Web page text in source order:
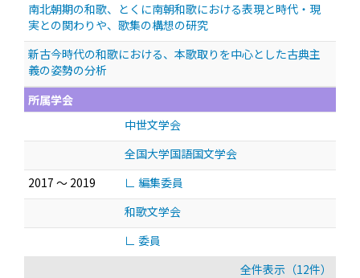
南北朝期の和歌、とくに南朝和歌における表現と時代・現
実との関わりや、歌集の構想の研究
新古今時代の和歌における、本歌取りを中心とした古典主
義の姿勢の分析
所属学会
中世文学会
全国大学国語国文学会
2017 ～ 2019
∟ 編集委員
和歌文学会
∟ 委員
全件表示（12件）